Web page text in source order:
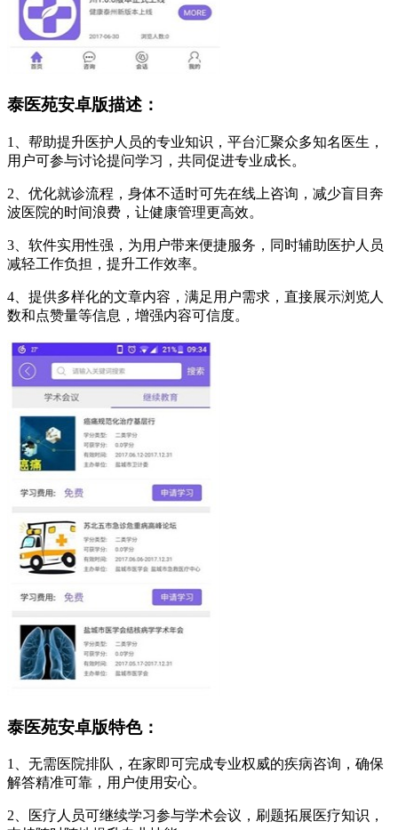
泰医苑安卓版描述：
1、帮助提升医护人员的专业知识，平台汇聚众多知名医生，
用户可参与讨论提问学习，共同促进专业成长。
2、优化就诊流程，身体不适时可先在线上咨询，减少盲目奔
波医院的时间浪费，让健康管理更高效。
3、软件实用性强，为用户带来便捷服务，同时辅助医护人员
减轻工作负担，提升工作效率。
4、提供多样化的文章内容，满足用户需求，直接展示浏览人
数和点赞量等信息，增强内容可信度。
泰医苑安卓版特色：
1、无需医院排队，在家即可完成专业权威的疾病咨询，确保
解答精准可靠，用户使用安心。
2、医疗人员可继续学习参与学术会议，刷题拓展医疗知识，